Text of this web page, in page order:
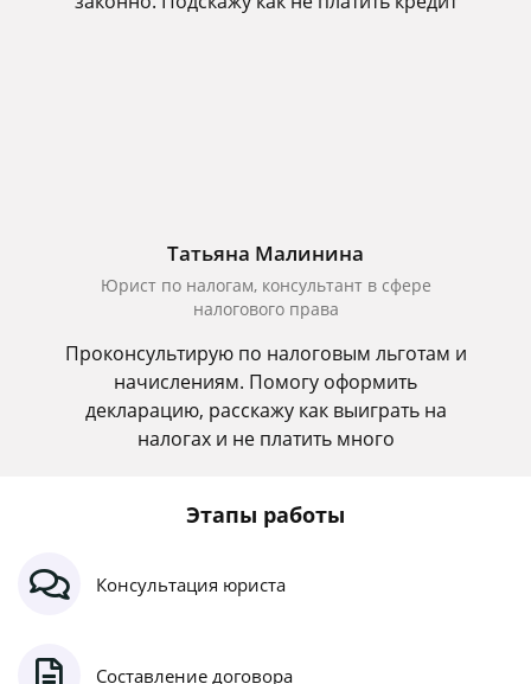
Татьяна Малинина
Юрист по налогам, консультант в сфере
налогового права
Проконсультирую по налоговым льготам и
начислениям. Помогу оформить
декларацию, расскажу как выиграть на
налогах и не платить много
Этапы работы
Консультация юриста
Составление договора